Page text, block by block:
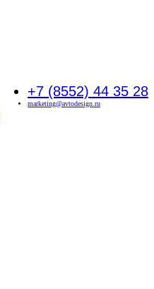
+7 (8552) 44 35 28
marketing@avtodesign.ru